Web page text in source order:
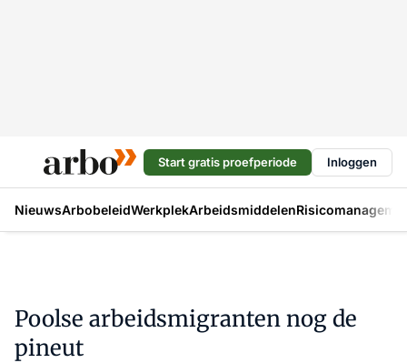
Start gratis proefperiode Inloggen
NieuwsArbobeleidWerkplekArbeidsmiddelen
Poolse arbeidsmigranten nog de
pineut